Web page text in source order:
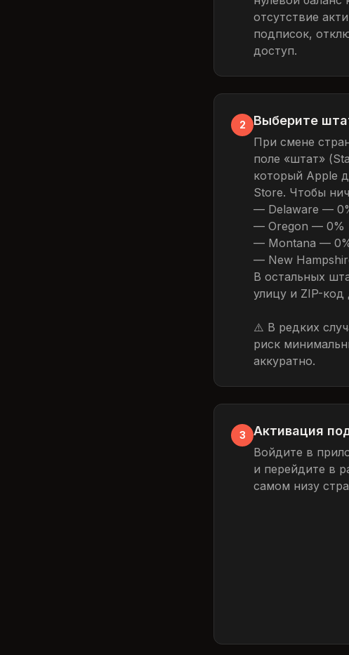
отсутствие
подписок,
доступ.
2 Выберите
При смене
поле «штат»
который Apple
Store. Чтобы
— Delaware —
— Oregon — 0%
— Montana —
— New
В остальных
улицу и ZIP-код
⚠️ В редких
риск
аккуратно.
3 Активация
Войдите в
и перейдите в
самом низу